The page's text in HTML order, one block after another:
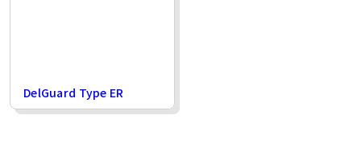
DelGuard Type ER